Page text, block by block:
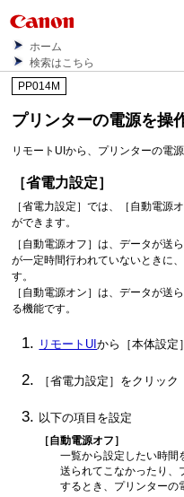
ホーム
検索はこちら
PP014M
プリンターの電源を操
リモートUIから、プリンターの電源
［省電力設定］
［省電力設定］では、 ［自動電源オ
ができます。
［自動電源オフ］は、データが送
が一定時間行われていないときに
す。
［自動電源オン］は、データが送
る機能です。
リモートUIから ［本体設定］
［省電力設定］ をクリック
以下の項目を設定
［自動電源オフ］
一覧から設定したい時間
送られてこなかったり、
するとき、プリンターの